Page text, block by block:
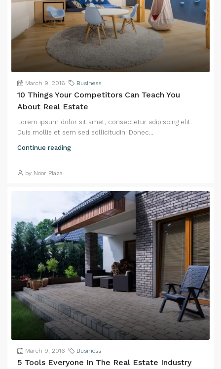
March 9, 2016 Business
10 Things Your Competitors Can Teach You
About Real Estate
Lorem ipsum dolor sit amet, consectetur adipiscing elit.
Duis mollis et sem sed sollicitudin. Donec...
Continue reading
by Noor Plaza
March 9, 2016 Business
5 Tools Everyone In The Real Estate Industry